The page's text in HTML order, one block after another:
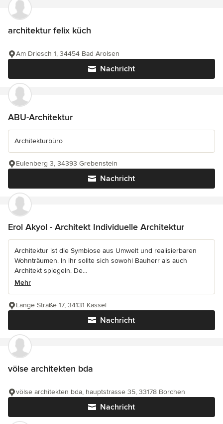
architektur felix küch
Nachricht
Am Driesch 1, 34454 Bad Arolsen
ABU-Architektur
Architekturbüro
Nachricht
Eulenberg 3, 34393 Grebenstein
Erol Akyol - Architekt Individuelle Architektur
Architektur ist die Symbiose aus Umwelt und realisierbaren
Wohnträumen. In ihr sollte sich sowohl Bauherr als auch
Architekt spiegeln. De...
Mehr
Nachricht
Lange Straße 17, 34131 Kassel
völse architekten bda
Nachricht
völse architekten bda, hauptstrasse 35, 33178 Borchen